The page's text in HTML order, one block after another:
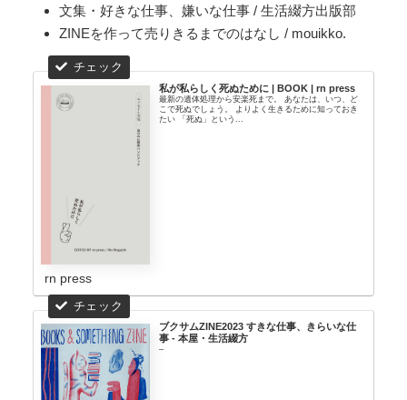
文集・好きな仕事、嫌いな仕事 / 生活綴方出版部
ZINEを作って売りきるまでのはなし / mouikko.
私が私らしく死ぬために | BOOK | rn press
最新の遺体処理から安楽死まで。 あなたは、いつ、ど
こで死ぬでしょう。 よりよく生きるために知っておき
たい 「死ぬ」という...
rn press
ブクサムZINE2023 すきな仕事、きらいな仕
事 - 本屋・生活綴方
–